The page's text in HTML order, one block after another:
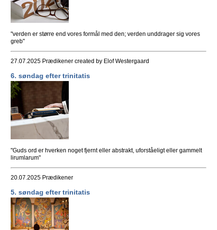
"verden er større end vores formål med den; verden unddrager sig vores
greb"
27.07.2025 Prædikenercreated by Elof Westergaard
6. søndag efter trinitatis
"Guds ord er hverken noget fjernt eller abstrakt, uforståeligt eller gammelt
lirumlarum"
20.07.2025 Prædikener
5. søndag efter trinitatis